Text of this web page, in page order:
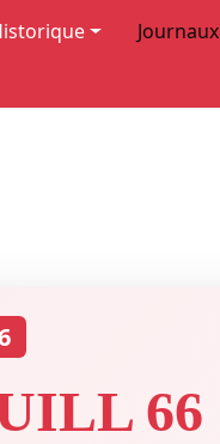
Journaux
66